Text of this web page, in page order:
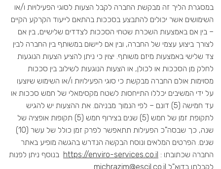
במסגרת הליך זה מבקשת החברה לקבל הצעות לסוגי הפעילויות ו/או
השימושים אשר יכולים להתבצע בסככות בהתאם לייעוד הקרקע הקיים
– בין אם באמצעות השכרת שטחי הסככות לצדדים שלישיים, בין אם
לצורך ביצוע עצמי של החברה, ובין אם ליישום במשותף בין החברה לבין
צד שלישי באמצעות מיזם משותף. יצוין כי ניתן להציע הצעות הנוגעות
לחלק מן הסככות או לכולן, או הצעות הנוגעות לשילוב בין סככות
מסוימות אולם החברה מבקשת כי סוגי הפעילויות ו/או השימוש שיוצעו
על ידי המשיבים יכללו התייחסות לשטח מקסימאלי של חמש סככות או
עד חמישה (5) דונם – לפי הנמוך מבניהם. את ההצעות יש להגיש
לתקופת זמן של חמש (5) שנים בצירוף חמש (5) תקופות אופציה של
שנה, כך שבסה"כ הפעילות תתאפשר לפרק זמן כולל של עשר (10)
שנים. הפרטים המלאים ונוסח הבקשה הנדרש בהגשה מופיע באתר
החברה שכתובתו : https://enviro-services.co.il בנוסף ניתן לפנות
לקבלתו בדוא"ל michrazim@escil.co.il